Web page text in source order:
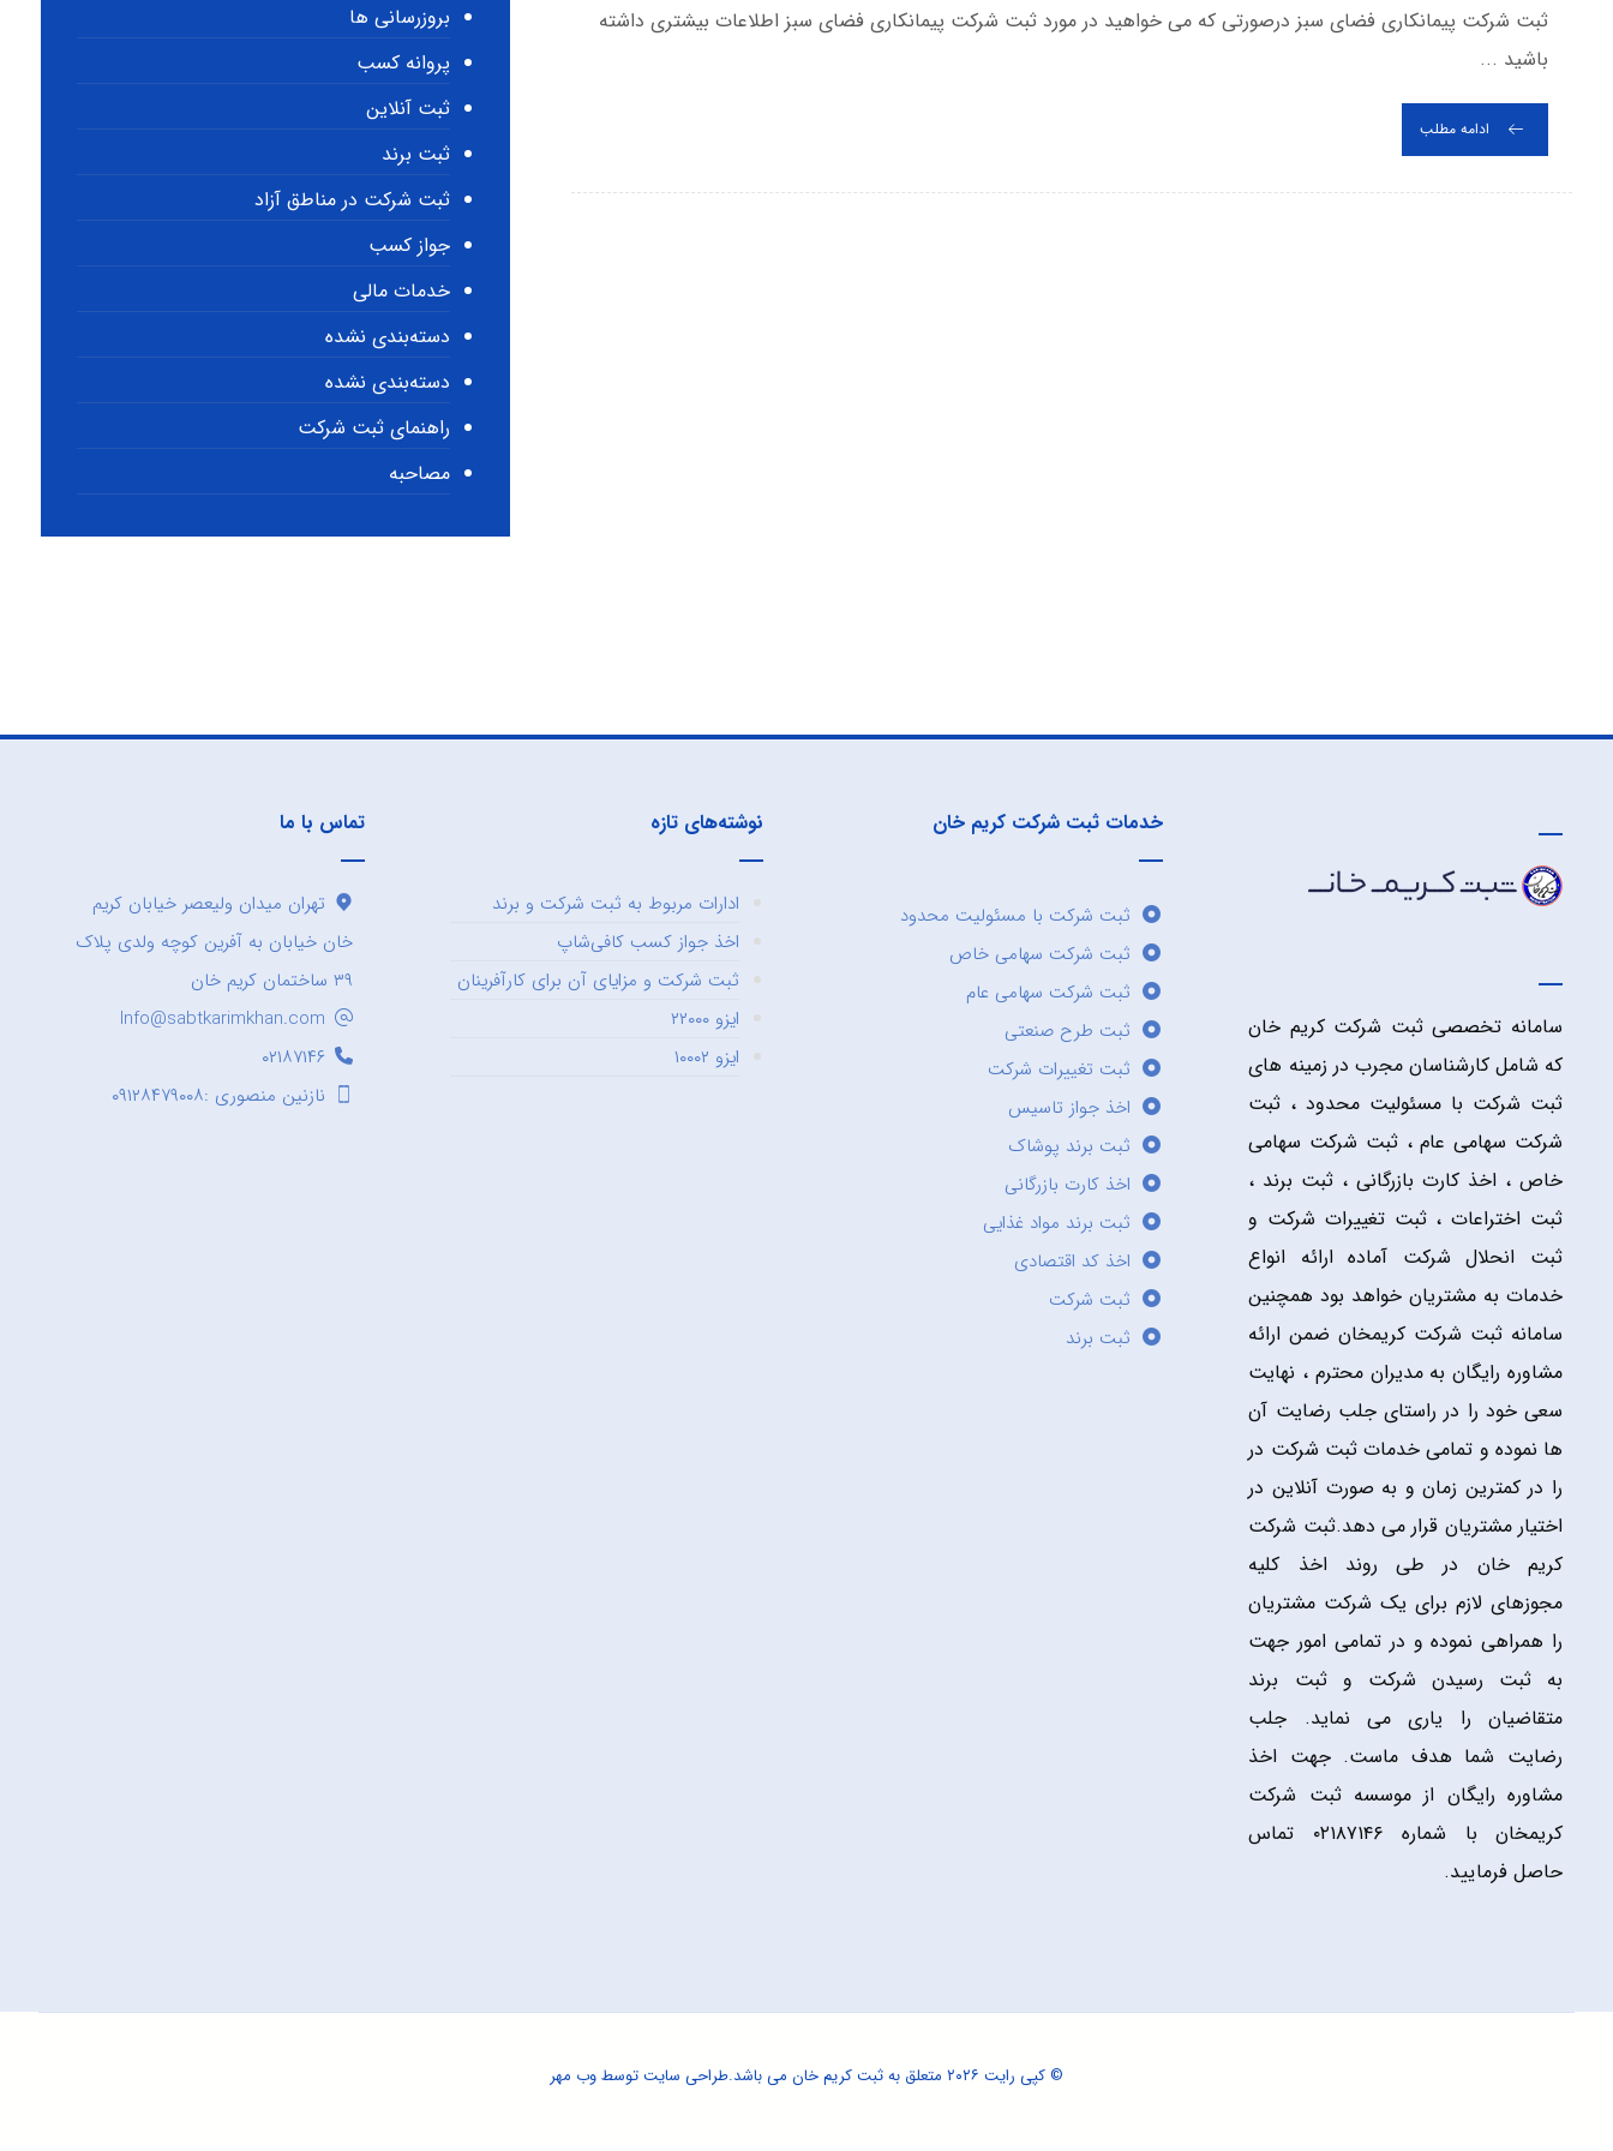
ثبت شرکت پیمانکاری فضای سبز درصورتی که می خواهید در مورد ثبت شرکت پیمانکاری فضای سبز اطلاعات بیشتری داشته
باشید ...
ادامه مطلب
بروزرسانی ها
پروانه کسب
ثبت آنلاین
ثبت برند
ثبت شرکت در مناطق آزاد
جواز کسب
خدمات مالی
دسته‌بندی نشده
دسته‌بندی نشده
راهنمای ثبت شرکت
مصاحبه
سامانه تخصصی ثبت شرکت کریم خان
که شامل کارشناسان مجرب در زمینه های
ثبت شرکت با مسئولیت محدود ، ثبت
شرکت سهامی عام ، ثبت شرکت سهامی
خاص ، اخذ کارت بازرگانی ، ثبت برند ،
ثبت اختراعات ، ثبت تغییرات شرکت و
ثبت انحلال شرکت آماده ارائه انواع
خدمات به مشتریان خواهد بود همچنین
سامانه ثبت شرکت کریمخان ضمن ارائه
مشاوره رایگان به مدیران محترم ، نهایت
سعی خود را در راستای جلب رضایت آن
ها نموده و تمامی خدمات ثبت شرکت در
را در کمترین زمان و به صورت آنلاین در
اختیار مشتریان قرار می دهد.ثبت شرکت
کریم خان در طی روند اخذ کلیه
مجوزهای لازم برای یک شرکت مشتریان
را همراهی نموده و در تمامی امور جهت
به ثبت رسیدن شرکت و ثبت برند
متقاضیان را یاری می نماید. جلب
رضایت شما هدف ماست. جهت اخذ
مشاوره رایگان از موسسه ثبت شرکت
کریمخان با شماره ۰۲۱۸۷۱۴۶ تماس
حاصل فرمایید.
خدمات ثبت شرکت کریم خان
ثبت شرکت با مسئولیت محدود
ثبت شرکت سهامی خاص
ثبت شرکت سهامی عام
ثبت طرح صنعتی
ثبت تغییرات شرکت
اخذ جواز تاسیس
ثبت برند پوشاک
اخذ کارت بازرگانی
ثبت برند مواد غذایی
اخذ کد اقتصادی
ثبت شرکت
ثبت برند
نوشته‌های تازه
ادارات مربوط به ثبت شرکت و برند
اخذ جواز کسب کافی‌شاپ
ثبت شرکت و مزایای آن برای کارآفرینان
ایزو ۲۲۰۰۰
ایزو ۱۰۰۰۲
تماس با ما
تهران میدان ولیعصر خیابان کریم
خان خیابان به آفرین کوچه ولدی پلاک
۳۹ ساختمان کریم خان
Info@sabtkarimkhan.com
۰۲۱۸۷۱۴۶
نازنین منصوری :۰۹۱۲۸۴۷۹۰۰۸
© کپی رایت ۲۰۲۶ متعلق به ثبت کریم خان می باشد. طراحی سایتتوسط وب مهر